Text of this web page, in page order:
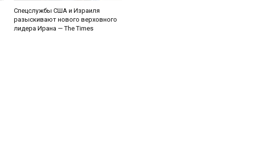
Спецслужбы США и Израиля
разыскивают нового верховного
лидера Ирана — The Times